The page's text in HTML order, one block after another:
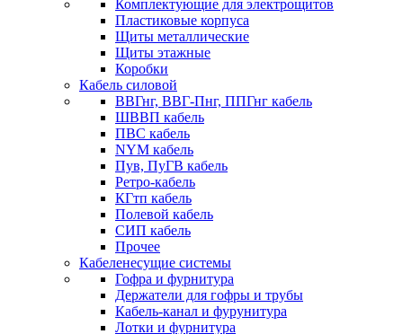
Комплектующие для электрощитов
Пластиковые корпуса
Щиты металлические
Щиты этажные
Коробки
Кабель силовой
ВВГнг, ВВГ-Пнг, ППГнг кабель
ШВВП кабель
ПВС кабель
NYM кабель
Пув, ПуГВ кабель
Ретро-кабель
КГтп кабель
Полевой кабель
СИП кабель
Прочее
Кабеленесущие системы
Гофра и фурнитура
Держатели для гофры и трубы
Кабель-канал и фурунитура
Лотки и фурнитура